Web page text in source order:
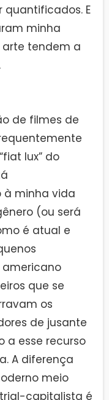
quantificados. E
minha
tendem a
de filmes de
lux” do
à minha vida
(ou será
é atual e
americano
que se
os
de jusante
a esse recurso
A diferença
meio
capitalista é